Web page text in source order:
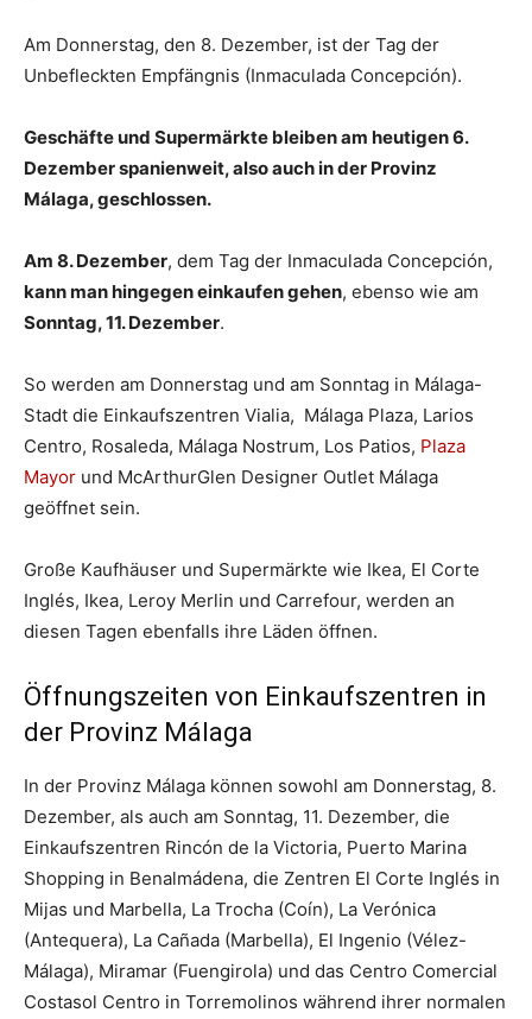
Am Donnerstag, den 8. Dezember, ist der Tag der
Unbefleckten Empfängnis (Inmaculada Concepción).
Geschäfte und Supermärkte bleiben am heutigen 6.
Dezember spanienweit, also auch in der Provinz
Málaga, geschlossen.
Am 8. Dezember, dem Tag der Inmaculada Concepción,
kann man hingegen einkaufen gehen, ebenso wie am
Sonntag, 11. Dezember.
So werden am Donnerstag und am Sonntag in Málaga-
Stadt die Einkaufszentren Vialia, Málaga Plaza, Larios
Centro, Rosaleda, Málaga Nostrum, Los Patios, Plaza
Mayor und McArthurGlen Designer Outlet Málaga
geöffnet sein.
Große Kaufhäuser und Supermärkte wie Ikea, El Corte
Inglés, Ikea, Leroy Merlin und Carrefour, werden an
diesen Tagen ebenfalls ihre Läden öffnen.
Öffnungszeiten von Einkaufszentren in
der Provinz Málaga
In der Provinz Málaga können sowohl am Donnerstag, 8.
Dezember, als auch am Sonntag, 11. Dezember, die
Einkaufszentren Rincón de la Victoria, Puerto Marina
Shopping in Benalmádena, die Zentren El Corte Inglés in
Mijas und Marbella, La Trocha (Coín), La Verónica
(Antequera), La Cañada (Marbella), El Ingenio (Vélez-
Málaga), Miramar (Fuengirola) und das Centro Comercial
Costasol Centro in Torremolinos während ihrer normalen